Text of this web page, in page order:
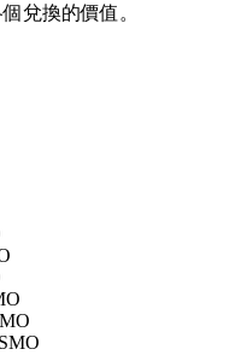
兌換的價值。